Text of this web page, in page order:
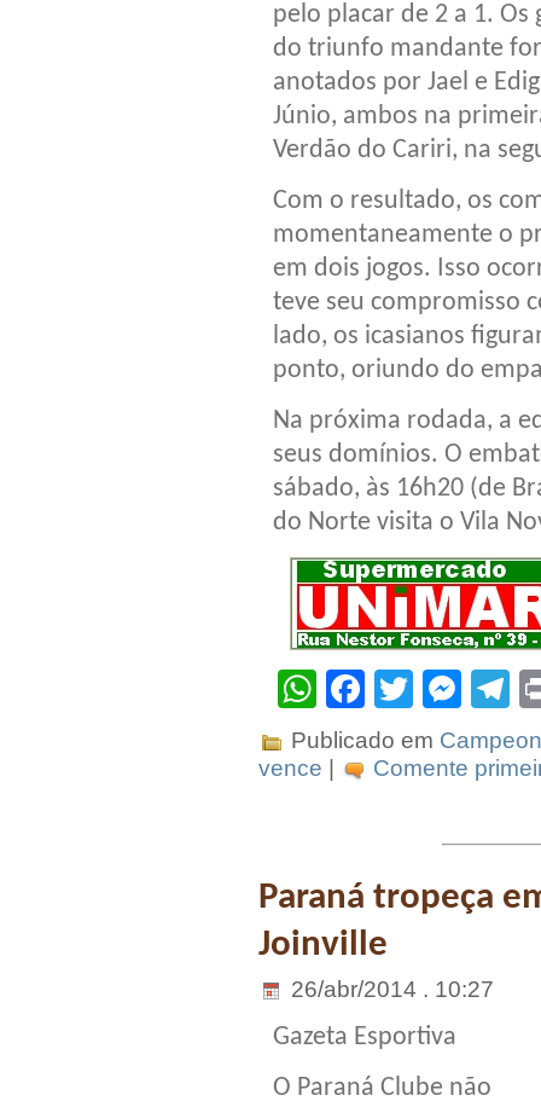
pelo placar de 2 a 1. Os
do triunfo mandante
anotados por Jael e
Júnio, ambos na
Verdão do Cariri, na
Com o resultado, os
momentaneamente o
em dois jogos. Isso
teve seu compromisso
lado, os icasianos
ponto, oriundo do
Na próxima rodada, a
seus domínios. O
sábado, às 16h20 (de
do Norte visita o Vila
WhatsApp
Facebook
Twitter
Publicado em
vence
Comente
Paraná tropeça
Joinville
26/abr/2014 . 10:27
Gazeta Esportiva
O Paraná Clube não